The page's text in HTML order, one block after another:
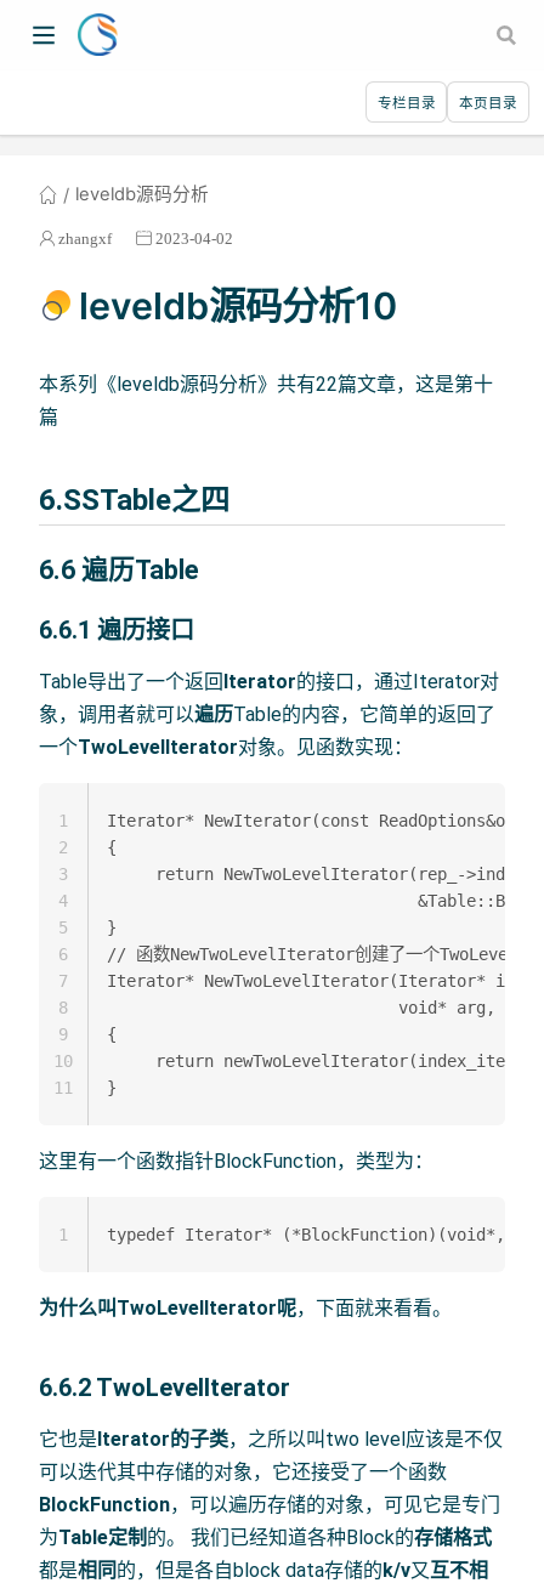
专栏目录 本页目录
leveldb源码分析
zhangxf 2023-04-02
leveldb源码分析10
本系列《leveldb源码分析》共有22篇文章，这是第十
篇
6.SSTable之四
6.6 遍历Table
6.6.1 遍历接口
Table导出了一个返回Iterator的接口，通过Iterator对
象，调用者就可以遍历Table的内容，它简单的返回了
一个TwoLevelIterator对象。见函数实现：
Iterator* NewIterator(const
{
return NewTwoLevelIterator(rep_-
}
// 函数NewTwoLevelIterator创建了一个
Iterator* NewTwoLevelIterator(Iterator*
void* arg,
{
return
1
2
3
4
5
6
7
8
9
10
11
这里有一个函数指针BlockFunction，类型为：
1
为什么叫TwoLevelIterator呢，下面就来看看。
6.6.2 TwoLevelIterator
它也是Iterator的子类，之所以叫two level应该是不仅
可以迭代其中存储的对象，它还接受了一个函数
BlockFunction，可以遍历存储的对象，可见它是专门
为Table定制 的。 我们已经知道各种Block的存储格式
都是相同的，但是各自block data存储的k/v又互不相